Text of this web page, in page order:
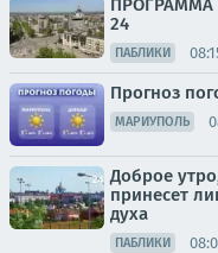
ПРОГРАММА
24
ПАБЛИКИ
Прогноз
МАРИУПОЛЬ
Доброе
принесет
духа
ПАБЛИКИ